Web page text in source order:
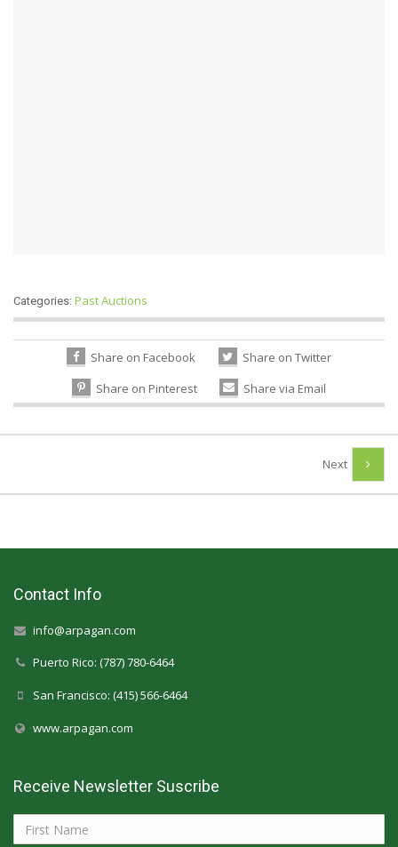
Categories: Past Auctions
Share on Facebook
Share on Twitter
Share on Pinterest
Share via Email
Next
Contact Info
info@arpagan.com
Puerto Rico: (787) 780-6464
San Francisco: (415) 566-6464
www.arpagan.com
Receive Newsletter Suscribe